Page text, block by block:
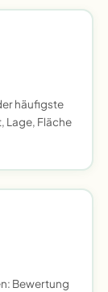
häufigste
Lage, Fläche
Bewertung